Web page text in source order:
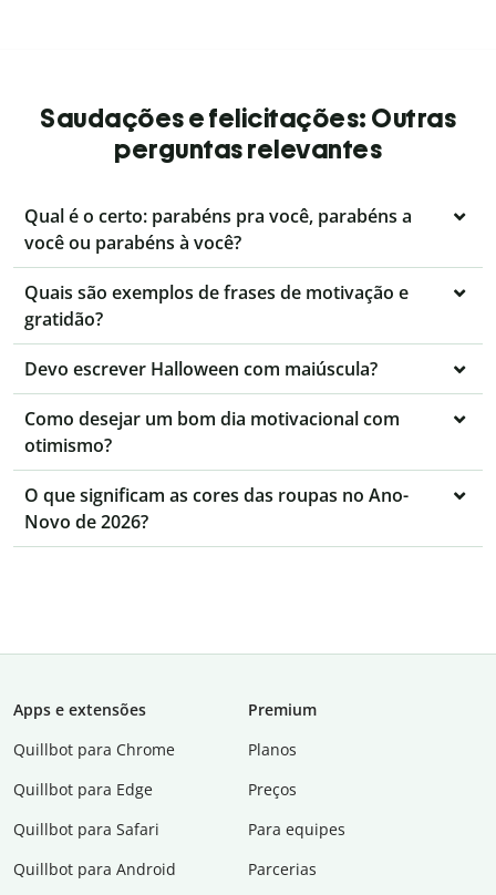
Saudações e felicitações: Outras
perguntas relevantes
Qual é o certo: parabéns pra você, parabéns a
você ou parabéns à você?
Quais são exemplos de frases de motivação e
gratidão?
Devo escrever Halloween com maiúscula?
Como desejar um bom dia motivacional com
otimismo?
O que significam as cores das roupas no Ano-
Novo de 2026?
Apps e extensões
Quillbot para Chrome
Quillbot para Edge
Quillbot para Safari
Quillbot para Android
Premium
Planos
Preços
Para equipes
Parcerias